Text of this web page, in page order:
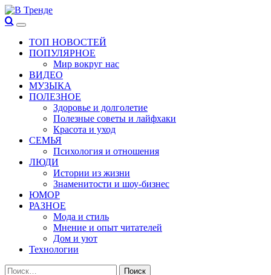
Перейти
к
Основное
меню
ТОП НОВОСТЕЙ
ПОПУЛЯРНОЕ
Мир вокруг нас
ВИДЕО
МУЗЫКА
ПОЛЕЗНОЕ
Здоровье и долголетие
Полезные советы и лайфхаки
Красота и уход
СЕМЬЯ
Психология и отношения
ЛЮДИ
Истории из жизни
Знаменитости и шоу-бизнес
ЮМОР
РАЗНОЕ
Мода и стиль
Мнение и опыт читателей
Дом и уют
Технологии
Найти: